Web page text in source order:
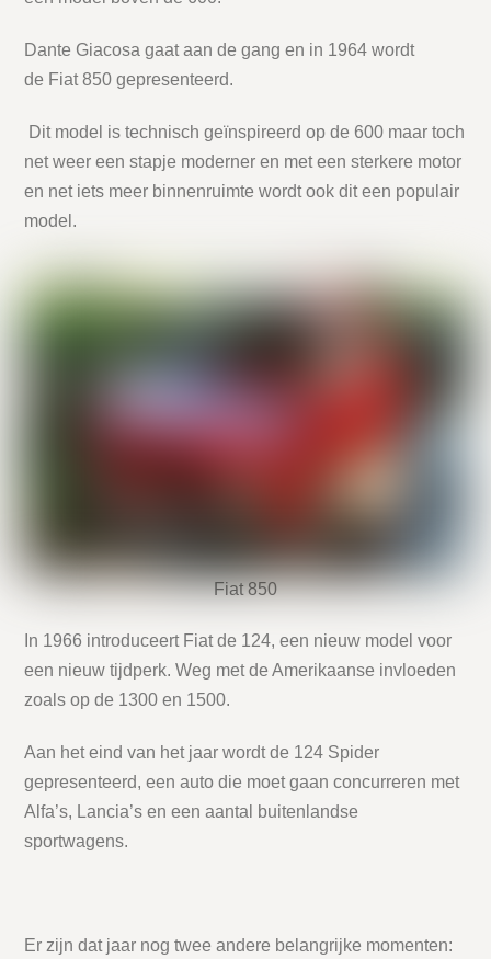
Dante Giacosa gaat aan de gang en in 1964 wordt
de Fiat 850 gepresenteerd.
Dit model is technisch geïnspireerd op de 600 maar toch
net weer een stapje moderner en met een sterkere motor
en net iets meer binnenruimte wordt ook dit een populair
model.
Fiat 850
In 1966 introduceert Fiat de 124, een nieuw model voor
een nieuw tijdperk. Weg met de Amerikaanse invloeden
zoals op de 1300 en 1500.
Aan het eind van het jaar wordt de 124 Spider
gepresenteerd, een auto die moet gaan concurreren met
Alfa’s, Lancia’s en een aantal buitenlandse
sportwagens.
Er zijn dat jaar nog twee andere belangrijke momenten: